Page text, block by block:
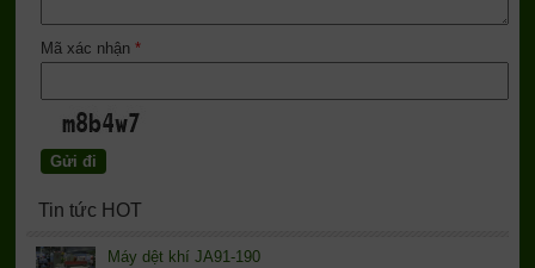
Mã xác nhận *
Tin tức HOT
Máy dệt khí JA91-190